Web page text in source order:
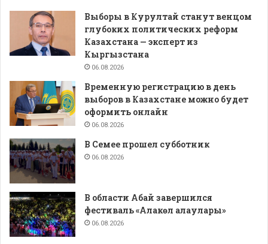
Выборы в Курултай станут венцом
глубоких политических реформ
Казахстана — эксперт из
Кыргызстана
06.08.2026
Временную регистрацию в день
выборов в Казахстане можно будет
оформить онлайн
06.08.2026
В Семее прошел субботник
06.08.2026
В области Абай завершился
фестиваль «Алакөл алаулары»
06.08.2026